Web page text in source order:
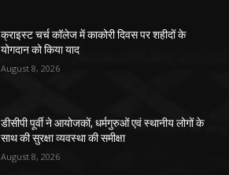
क्राइस्ट चर्च कॉलेज में काकोरी दिवस पर शहीदों के
योगदान को किया याद
August 8, 2026
डीसीपी पूर्वी ने आयोजकों, धर्मगुरुओं एवं स्थानीय लोगों के
साथ की सुरक्षा व्यवस्था की समीक्षा
August 8, 2026